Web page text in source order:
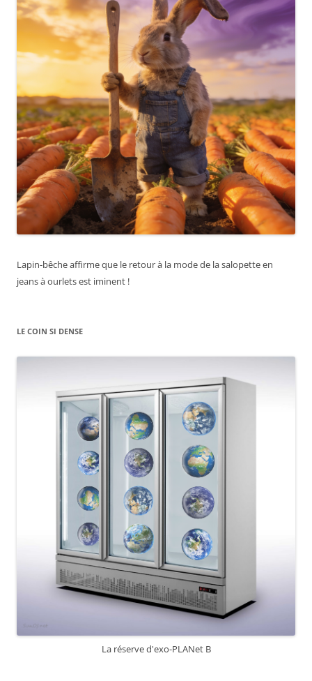
Lapin-bêche affirme que le retour à la mode de la salopette en
jeans à ourlets est iminent !
LE COIN SI DENSE
La réserve d'exo-PLANet B